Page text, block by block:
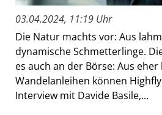
03.04.2024, 11:19 Uhr
Die Natur machts vor: Aus
dynamische Schmetterlinge.
es auch an der Börse: Aus eher
Wandelanleihen können
Interview mit Davide Basile,...